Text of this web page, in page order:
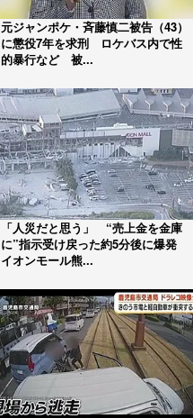
元ジャンポケ・斉藤慎二被告（43）
に懲役7年を求刑 ロケバス内で性
的暴行など 被...
「人災だと思う」 “売上金を金庫
に”指示受け戻った約5分後に爆発
イオンモール熊...